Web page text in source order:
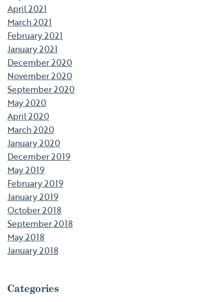
April 2021
March 2021
February 2021
January 2021
December 2020
November 2020
September 2020
May 2020
April 2020
March 2020
January 2020
December 2019
May 2019
February 2019
January 2019
October 2018
September 2018
May 2018
January 2018
Categories